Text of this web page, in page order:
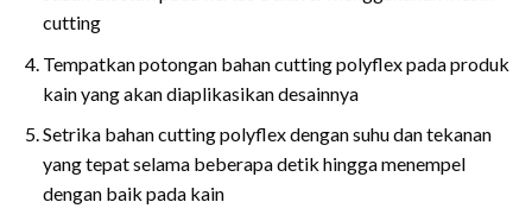
cutting
Tempatkan potongan bahan cutting polyflex pada produk
kain yang akan diaplikasikan desainnya
Setrika bahan cutting polyflex dengan suhu dan tekanan
yang tepat selama beberapa detik hingga menempel
dengan baik pada kain